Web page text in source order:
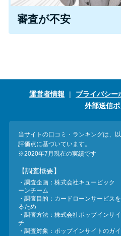
法2選
に悩む人
い理由
質屋でお
やシステ
較
審査が不安
運営者情報 プライバシー
外部送信
当サイトの口コミ・ランキングは、
評価点に基づいています。
※2020年7月現在の実績です
【調査概要】
・調査企画：株式会社キュービッ
ーンチーム
・調査目的：カードローンサービス
るため
・調査方法：株式会社ポップインサ
チ
・調査対象：ポップインサイトのガ